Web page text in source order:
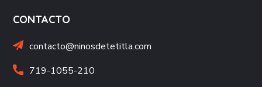
CONTACTO
contacto@ninosdetetitla.com
719-1055-210